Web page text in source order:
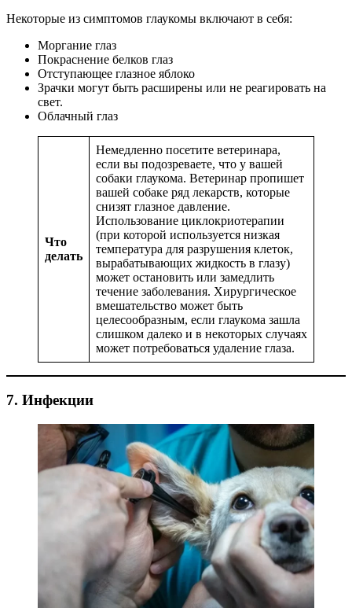
Некоторые из симптомов глаукомы включают в себя:
Моргание глаз
Покраснение белков глаз
Отступающее глазное яблоко
Зрачки могут быть расширены или не реагировать на
свет.
Облачный глаз
Что
делать
Немедленно посетите ветеринара,
если вы подозреваете, что у вашей
собаки глаукома. Ветеринар пропишет
вашей собаке ряд лекарств, которые
снизят глазное давление.
Использование циклокриотерапии
(при которой используется низкая
температура для разрушения клеток,
вырабатывающих жидкость в глазу)
может остановить или замедлить
течение заболевания. Хирургическое
вмешательство может быть
целесообразным, если глаукома зашла
слишком далеко и в некоторых случаях
может потребоваться удаление глаза.
7. Инфекции